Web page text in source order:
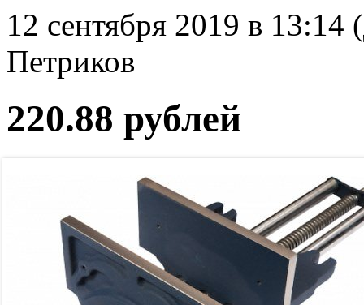
12 сентября 2019 в
Петриков
220.88 рублей